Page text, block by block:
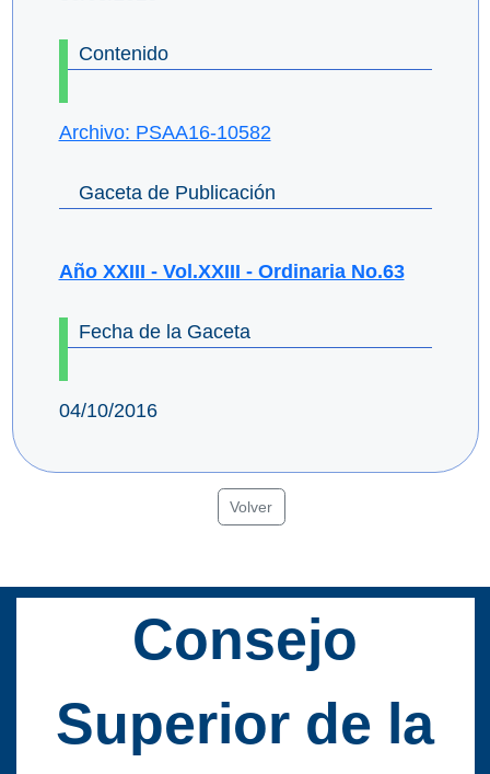
Contenido
Archivo: PSAA16-10582
Gaceta de Publicación
Año XXIII - Vol.XXIII - Ordinaria No.63
Fecha de la Gaceta
04/10/2016
Volver
Consejo
Superior de la